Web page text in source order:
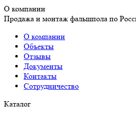
О компании
Продажа и монтаж фальшпола по
О компании
Объекты
Отзывы
Документы
Контакты
Сотрудничество
Каталог